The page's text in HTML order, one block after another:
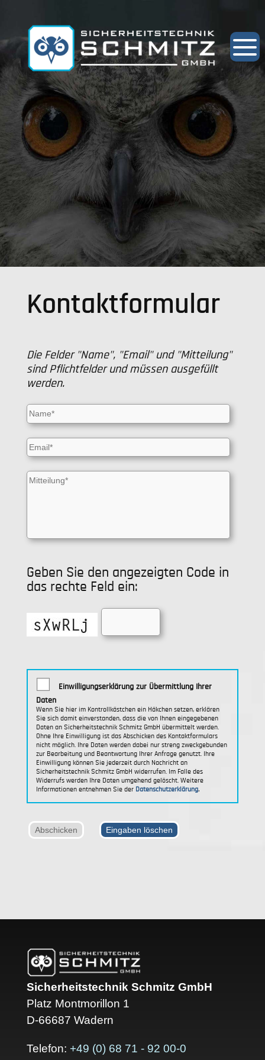
Startseite
Über uns
Leistungen
Leistungen: Übersicht
Einbruchmelde- und Alarmanlagen
Brandmeldeanlagen
Videoüberwachungsanlagen
Freigeländesicherung/
Service
News
Kontakt
Kontaktformular
Die Felder "Name", "Email" und "Mitteilung"
sind Pflichtfelder und müssen ausgefüllt
werden.
Geben Sie den angezeigten Code in
das rechte Feld ein:
Einwilligungserklärung zur Übermittlung Ihrer
Daten
Wenn Sie hier im Kontrollkästchen ein Häkchen setzen, erklären
Sie sich damit einverstanden, dass die von Ihnen eingegebenen
Daten an Sicherheitstechnik Schmitz GmbH übermittelt werden.
Ohne Ihre Einwilligung ist das Abschicken des Kontaktformulars
nicht möglich. Ihre Daten werden dabei nur streng zweckgebunden
zur Bearbeitung und Beantwortung Ihrer Anfrage genutzt. Ihre
Einwilligung können Sie jederzeit durch Nachricht an
Sicherheitstechnik Schmitz GmbH widerrufen. Im Falle des
Widerrufs werden Ihre Daten umgehend gelöscht. Weitere
Informationen entnehmen Sie der Datenschutzerklärung.
Sicherheitstechnik Schmitz GmbH
Platz Montmorillon 1
D-66687 Wadern
Telefon: +49 (0) 68 71 - 92 00-0